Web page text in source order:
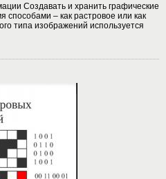
Создавать и хранить графические
– как растровое или как
типа изображений используется